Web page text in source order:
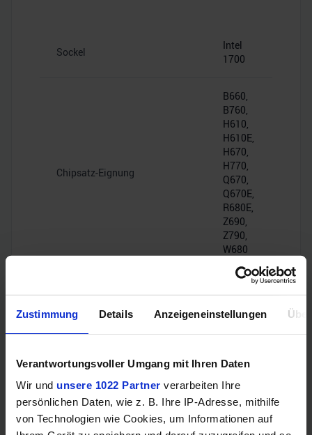
Zustimmung Details Anzeigeneinstellungen
Verantwortungsvoller Umgang mit Ihren Daten
Wir und unsere 1022 Partner verarbeiten Ihre
persönlichen Daten, wie z. B. Ihre IP-Adresse, mithilfe
von Technologien wie Cookies, um Informationen auf
Sockel
Intel
1700
Chipsatz-Eignung
B660,
B760,
H610,
H610E,
H670,
H770,
Q670,
Q670E,
R680E,
Z690,
Z790,
W680
Chipsatz-Interface
4.0,
16GT/s
PCIe-Lanes 20